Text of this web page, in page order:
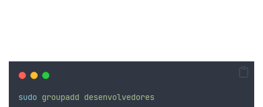
sudo groupadd desenvolvedores